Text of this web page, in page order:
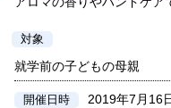
対象
就学前の子どもの母親
開催日時 2019年7月16